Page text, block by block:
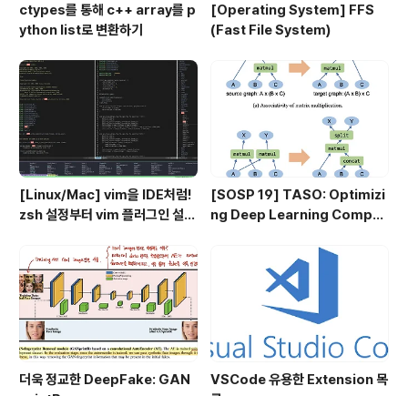
ctypes를 통해 c++ array를 p
ython list로 변환하기
[Operating System] FFS
(Fast File System)
[Linux/Mac] vim을 IDE처럼!
zsh 설정부터 vim 플러그인 설정
[SOSP 19] TASO: Optimizi
ng Deep Learning Comput
ration of Graph Substituti
더욱 정교한 DeepFake: GAN
VSCode 유용한 Extension 목